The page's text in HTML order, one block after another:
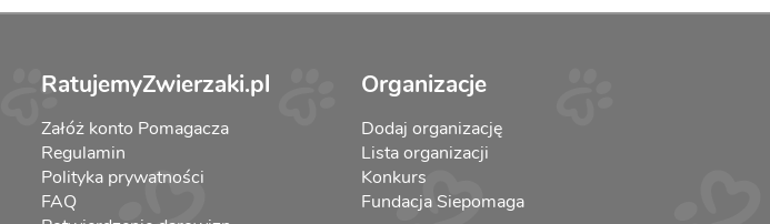
RatujemyZwierzaki.pl
Załóż konto Pomagacza
Regulamin
Polityka prywatności
FAQ
Organizacje
Dodaj organizację
Lista organizacji
Konkurs
Fundacja Siepomaga